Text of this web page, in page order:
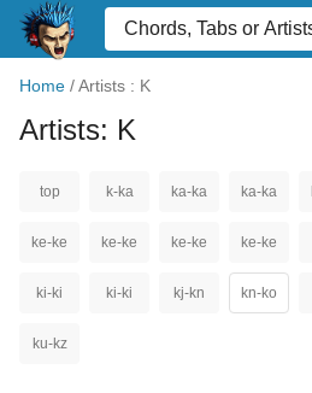
Home /Artists : K
Artists: K
top k-ka ka-ka ka-ka
ke-ke ke-ke ke-ke ke-ke
ki-ki ki-ki kj-kn kn-ko
ku-kz